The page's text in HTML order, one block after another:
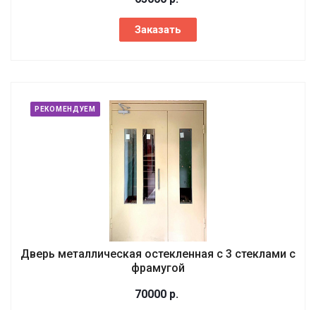
Заказать
РЕКОМЕНДУЕМ
Дверь металлическая остекленная с 3 стеклами с
фрамугой
70000 р.